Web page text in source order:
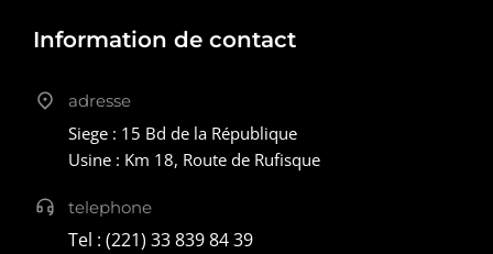
Information de contact
adresse
Siege : 15 Bd de la République
Usine : Km 18, Route de Rufisque
telephone
Tel : (221) 33 839 84 39